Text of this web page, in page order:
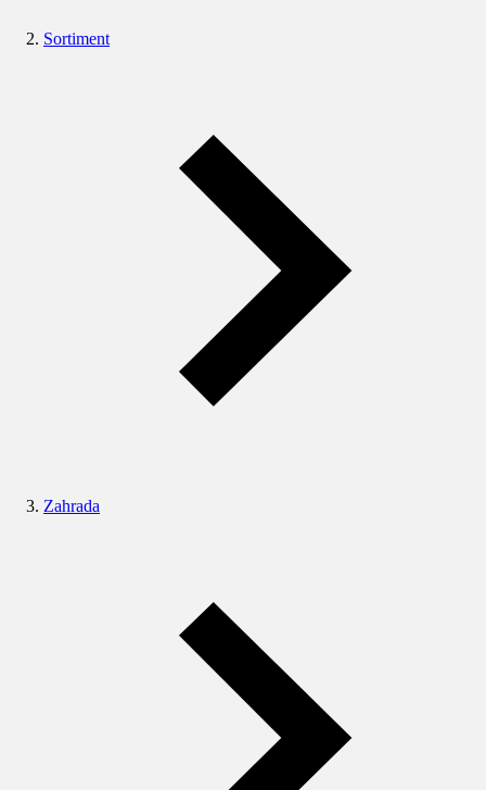
Sortiment
Zahrada